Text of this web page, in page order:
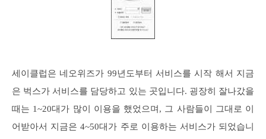
세이클럽은 네오위즈가 99년도부터 서비스를 시작 해서 지금
은 벅스가 서비스를 담당하고 있는 곳입니다. 굉장히 잘나갔을
때는 1~20대가 많이 이용을 했었으며, 그 사람들이 그대로 이
어받아서 지금은 4~50대가 주로 이용하는 서비스가 되었습니